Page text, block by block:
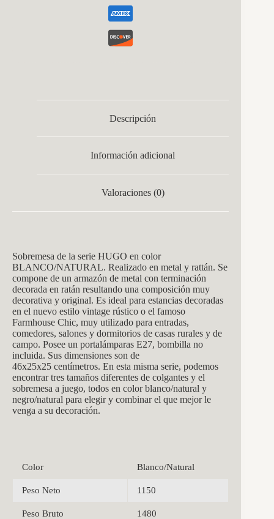
Descripción
Información adicional
Valoraciones (0)
Sobremesa de la serie HUGO en color
BLANCO/NATURAL. Realizado en metal y rattán. Se
compone de un armazón de metal con terminación
decorada en ratán resultando una composición muy
decorativa y original. Es ideal para estancias decoradas
en el nuevo estilo vintage rústico o el famoso
Farmhouse Chic, muy utilizado para entradas,
comedores, salones y dormitorios de casas rurales y de
campo. Posee un portalámparas E27, bombilla no
incluida. Sus dimensiones son de
46x25x25 centímetros. En esta misma serie, podemos
encontrar tres tamaños diferentes de colgantes y el
sobremesa a juego, todos en color blanco/natural y
negro/natural para elegir y combinar el que mejor le
venga a su decoración.
Color Blanco/Natural
Peso Neto 1150
Peso Bruto 1480